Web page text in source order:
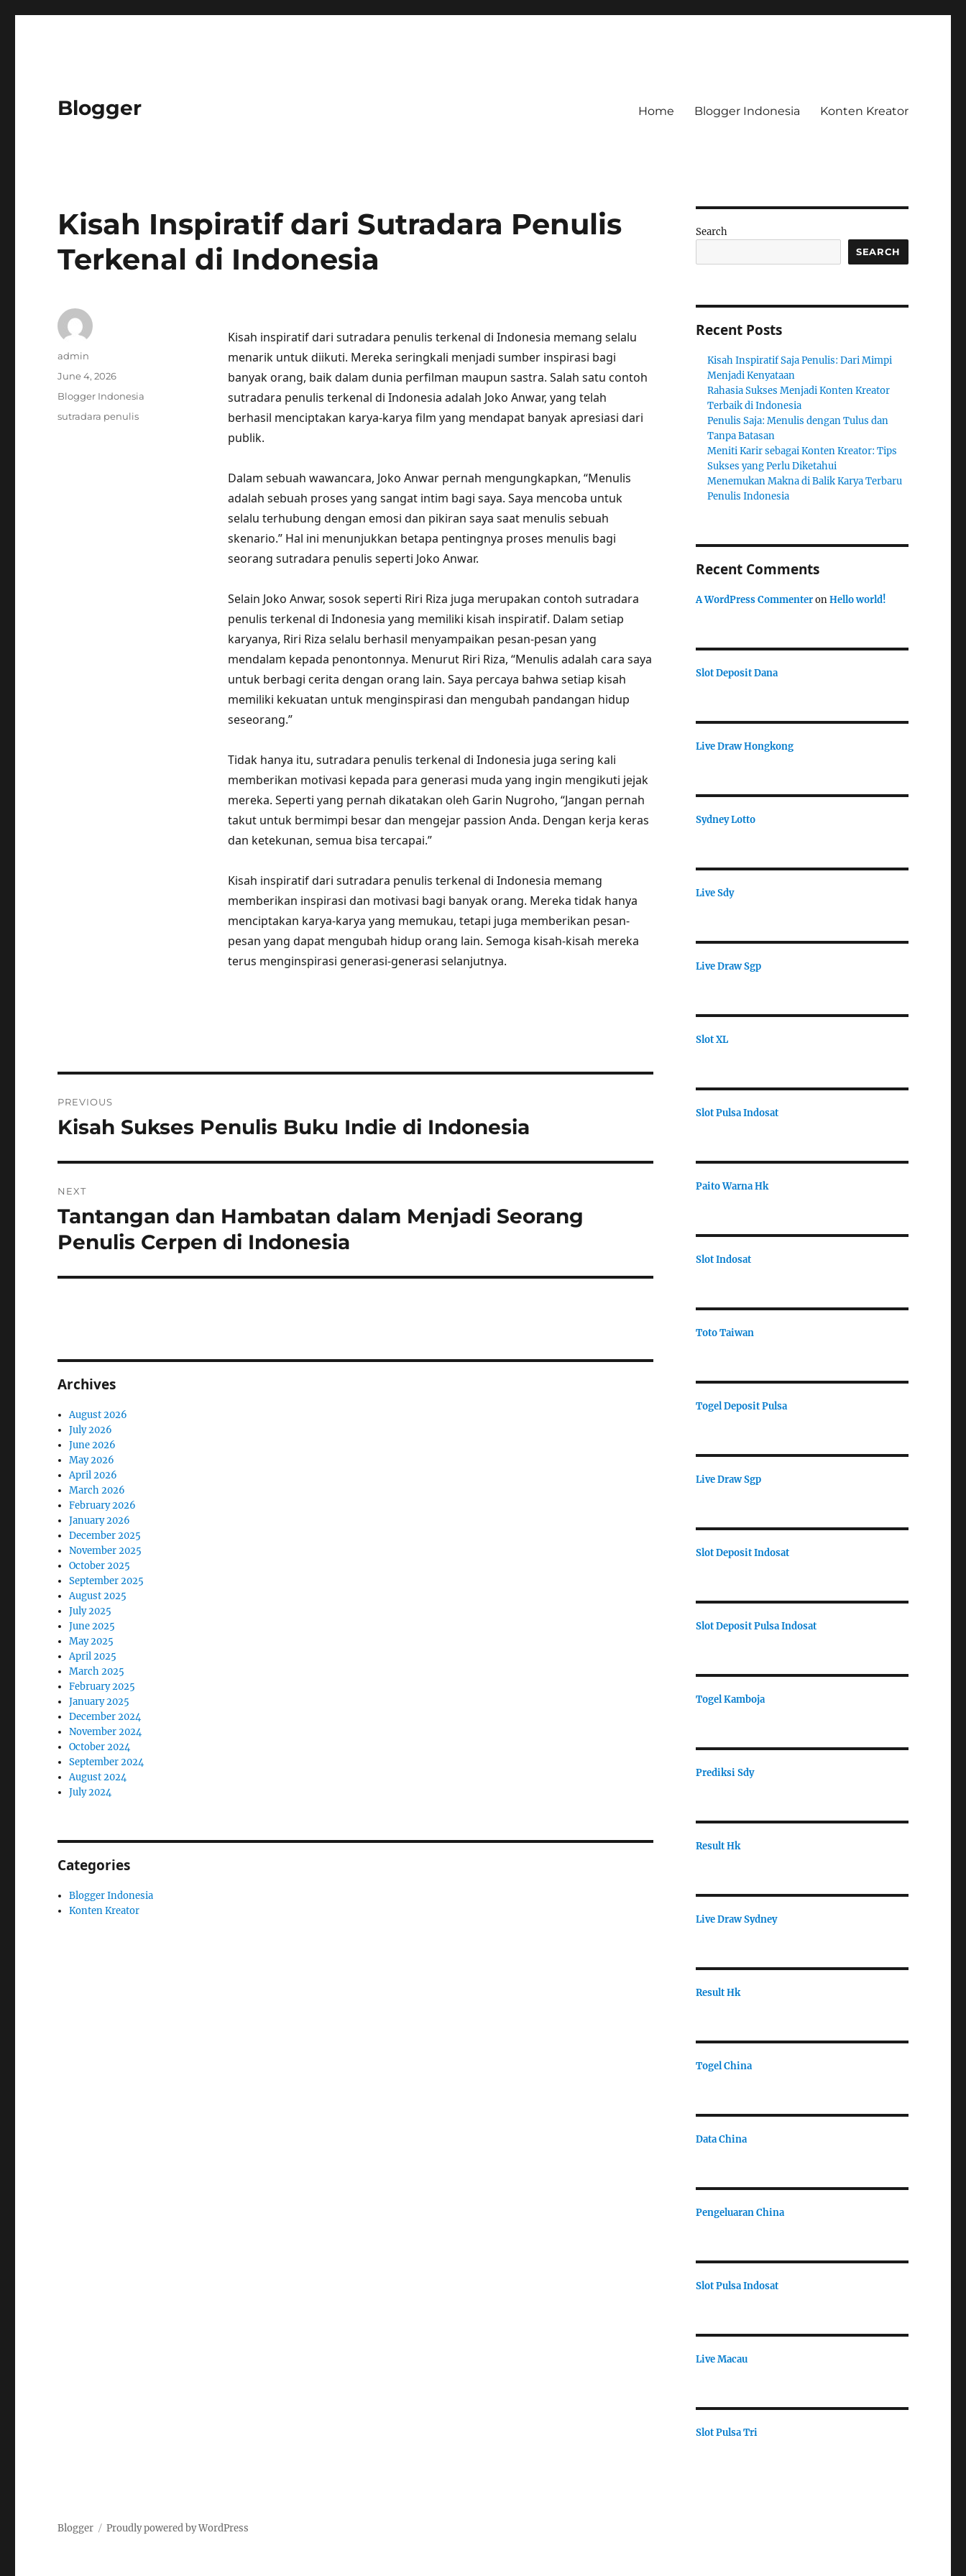
Blogger Home Blogger Indonesia Konten Kreator
Kisah Inspiratif dari Sutradara Penulis
Terkenal di Indonesia
Kisah inspiratif dari sutradara penulis terkenal di Indonesia memang selalu
menarik untuk diikuti. Mereka seringkali menjadi sumber inspirasi bagi
banyak orang, baik dalam dunia perfilman maupun sastra. Salah satu contoh
sutradara penulis terkenal di Indonesia adalah Joko Anwar, yang telah
berhasil menciptakan karya-karya film yang mendapat banyak apresiasi dari
publik.
Dalam sebuah wawancara, Joko Anwar pernah mengungkapkan, “Menulis
adalah sebuah proses yang sangat intim bagi saya. Saya mencoba untuk
selalu terhubung dengan emosi dan pikiran saya saat menulis sebuah
skenario.” Hal ini menunjukkan betapa pentingnya proses menulis bagi
seorang sutradara penulis seperti Joko Anwar.
Selain Joko Anwar, sosok seperti Riri Riza juga merupakan contoh sutradara
penulis terkenal di Indonesia yang memiliki kisah inspiratif. Dalam setiap
karyanya, Riri Riza selalu berhasil menyampaikan pesan-pesan yang
mendalam kepada penontonnya. Menurut Riri Riza, “Menulis adalah cara saya
untuk berbagi cerita dengan orang lain. Saya percaya bahwa setiap kisah
memiliki kekuatan untuk menginspirasi dan mengubah pandangan hidup
seseorang.”
Tidak hanya itu, sutradara penulis terkenal di Indonesia juga sering kali
memberikan motivasi kepada para generasi muda yang ingin mengikuti jejak
mereka. Seperti yang pernah dikatakan oleh Garin Nugroho, “Jangan pernah
takut untuk bermimpi besar dan mengejar passion Anda. Dengan kerja keras
dan ketekunan, semua bisa tercapai.”
Kisah inspiratif dari sutradara penulis terkenal di Indonesia memang
memberikan inspirasi dan motivasi bagi banyak orang. Mereka tidak hanya
menciptakan karya-karya yang memukau, tetapi juga memberikan pesan-
pesan yang dapat mengubah hidup orang lain. Semoga kisah-kisah mereka
terus menginspirasi generasi-generasi selanjutnya.
Author
admin
Posted
on
June 4, 2026
Categories
Blogger Indonesia
Tags
sutradara penulis
navigation
PREVIOUS
Previous
Kisah Sukses Penulis Buku Indie di Indonesia
NEXT
Next
post:
Tantangan dan Hambatan dalam Menjadi Seorang
Penulis Cerpen di Indonesia
Archives
August 2026
July 2026
June 2026
May 2026
April 2026
March 2026
February 2026
January 2026
December 2025
November 2025
October 2025
September 2025
August 2025
July 2025
June 2025
May 2025
April 2025
March 2025
February 2025
January 2025
December 2024
November 2024
October 2024
September 2024
August 2024
July 2024
Categories
Blogger Indonesia
Konten Kreator
Search
SEARCH
Recent Posts
Kisah Inspiratif Saja Penulis: Dari Mimpi
Menjadi Kenyataan
Rahasia Sukses Menjadi Konten Kreator
Terbaik di Indonesia
Penulis Saja: Menulis dengan Tulus dan
Tanpa Batasan
Meniti Karir sebagai Konten Kreator: Tips
Sukses yang Perlu Diketahui
Menemukan Makna di Balik Karya Terbaru
Penulis Indonesia
Recent Comments
A WordPress CommenteronHello world!
Slot Deposit Dana
Live Draw Hongkong
Sydney Lotto
Live Sdy
Live Draw Sgp
Slot XL
Slot Pulsa Indosat
Paito Warna Hk
Slot Indosat
Toto Taiwan
Togel Deposit Pulsa
Live Draw Sgp
Slot Deposit Indosat
Slot Deposit Pulsa Indosat
Togel Kamboja
Prediksi Sdy
Result Hk
Live Draw Sydney
Result Hk
Togel China
Data China
Pengeluaran China
Slot Pulsa Indosat
Live Macau
Slot Pulsa Tri
Blogger Proudly powered by WordPress